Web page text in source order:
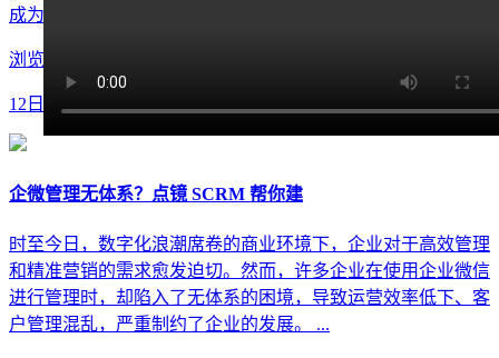
成为了众多企业亟待解决的管理难题。传统 ...
浏览量:51
12日22月
企微管理无体系？点镜 SCRM 帮你建
时至今日，数字化浪潮席卷的商业环境下，企业对于高效管理
和精准营销的需求愈发迫切。然而，许多企业在使用企业微信
进行管理时，却陷入了无体系的困境，导致运营效率低下、客
户管理混乱，严重制约了企业的发展。 ...